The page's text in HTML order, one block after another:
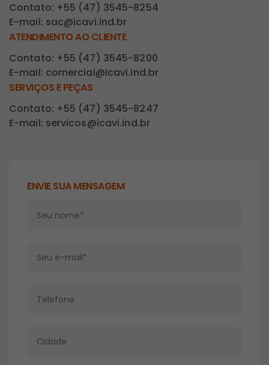
Contato: +55 (47) 3545-8254
E-mail: sac@icavi.ind.br
ATENDIMENTO AO CLIENTE
Contato: +55 (47) 3545-8200
E-mail: comercial@icavi.ind.br
SERVIÇOS E PEÇAS
Contato: +55 (47) 3545-8247
E-mail: servicos@icavi.ind.br
ENVIE SUA MENSAGEM